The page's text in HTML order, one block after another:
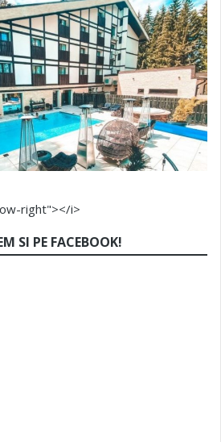
right"></i>
SI PE FACEBOOK!